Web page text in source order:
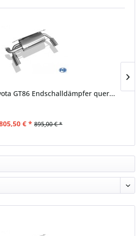
GT86 Endschalldämpfer quer...
€ * 895,00 € *